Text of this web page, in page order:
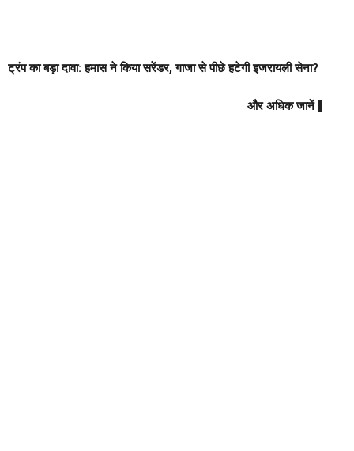
ट्रंप का बड़ा दावा: हमास ने किया सरेंडर, गाजा से पीछे हटेगी इजरायली सेना?
और अधिक जानें